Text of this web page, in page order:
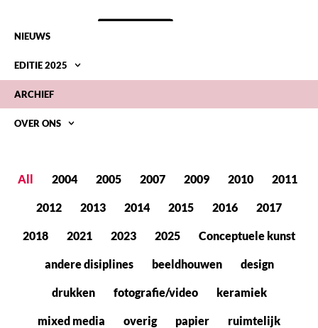
NIEUWS
EDITIE 2025
ARCHIEF
OVER ONS
All 2004 2005 2007 2009 2010 2011
2012 2013 2014 2015 2016 2017
2018 2021 2023 2025 Conceptuele kunst
andere disiplines beeldhouwen design
drukken fotografie/video keramiek
mixed media overig papier ruimtelijk